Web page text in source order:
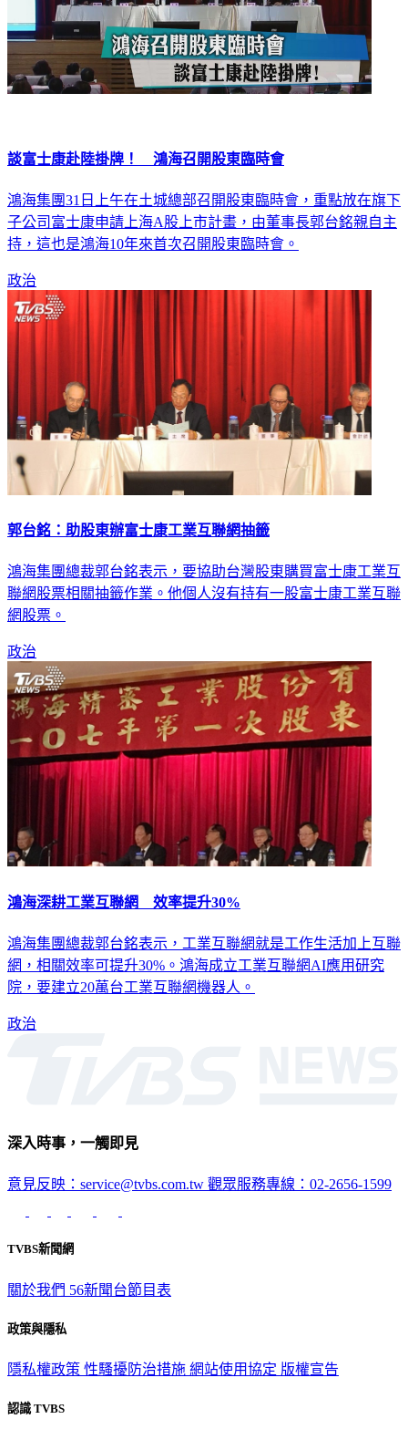
談富士康赴陸掛牌！ 鴻海召開股東臨時會
鴻海集團31日上午在土城總部召開股東臨時會，重點放在旗下
子公司富士康申請上海A股上市計畫，由董事長郭台銘親自主
持，這也是鴻海10年來首次召開股東臨時會。
政治
郭台銘：助股東辦富士康工業互聯網抽籤
鴻海集團總裁郭台銘表示，要協助台灣股東購買富士康工業互
聯網股票相關抽籤作業。他個人沒有持有一股富士康工業互聯
網股票。
政治
鴻海深耕工業互聯網 效率提升30%
鴻海集團總裁郭台銘表示，工業互聯網就是工作生活加上互聯
網，相關效率可提升30%。鴻海成立工業互聯網AI應用研究
院，要建立20萬台工業互聯網機器人。
政治
深入時事，一觸即見
意見反映：service@tvbs.com.tw 觀眾服務專線：02-2656-1599
TVBS新聞網
關於我們 56新聞台節目表
政策與隱私
隱私權政策 性騷擾防治措施 網站使用協定 版權宣告
認識 TVBS